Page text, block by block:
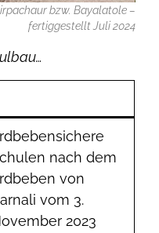
bzw. Bayalatole –
fertiggestellt Juli 2024
nach dem
von
vom 3.
2023